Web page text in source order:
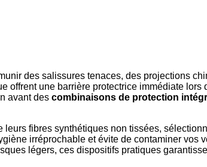
des salissures tenaces, des projections
une barrière protectrice immédiate
avant des combinaisons de protection
fibres synthétiques non tissées,
irréprochable et évite de contaminer
légers, ces dispositifs pratiques